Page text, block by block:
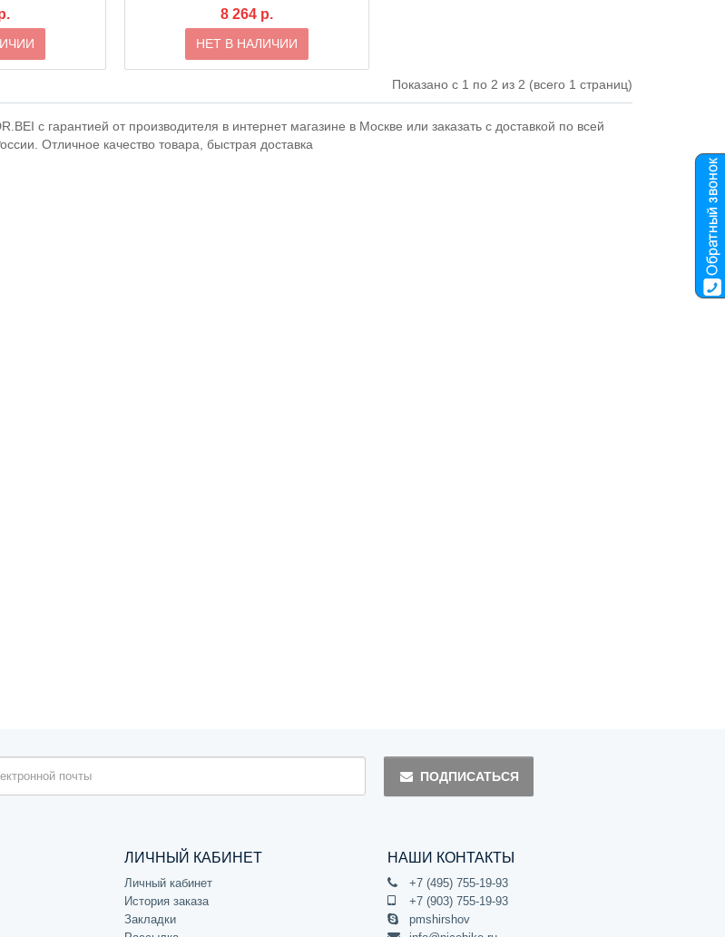
8 264 р.
НЕТ В НАЛИЧИИ
Показано с 1 по 2 из 2 (всего 1 страниц)
с гарантией от производителя в интернет магазине в Москве или заказать с доставкой по всей
Отличное качество товара, быстрая доставка
ПОДПИСАТЬСЯ
ЛИЧНЫЙ КАБИНЕТ
Личный кабинет
История заказа
Закладки
НАШИ КОНТАКТЫ
+7 (495) 755-19-93
+7 (903) 755-19-93
pmshirshov